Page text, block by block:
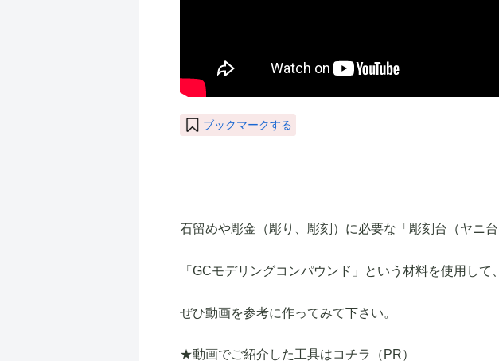
ブックマークする
石留めや彫金（彫り、彫刻）に必要な「彫刻台（ヤニ
「GCモデリングコンパウンド」という材料を使用し
ぜひ動画を参考に作ってみて下さい。
★動画でご紹介した工具はコチラ（PR）